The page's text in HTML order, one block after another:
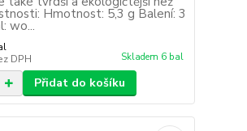
Hmotnost: 5,3 g Balení: 3
wo...
DPH Skladem 6 bal
Přidat do košíku